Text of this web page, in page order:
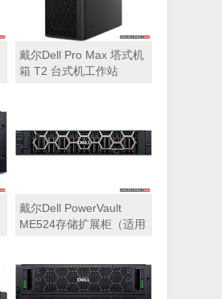
戴尔Dell Pro Max 塔式机
箱 T2 台式机工作站
戴尔Dell PowerVault
ME524存储扩展柜（适用